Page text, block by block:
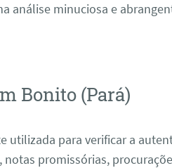
análise minuciosa e
Bonito (Pará)
utilizada para verificar a
promissórias,